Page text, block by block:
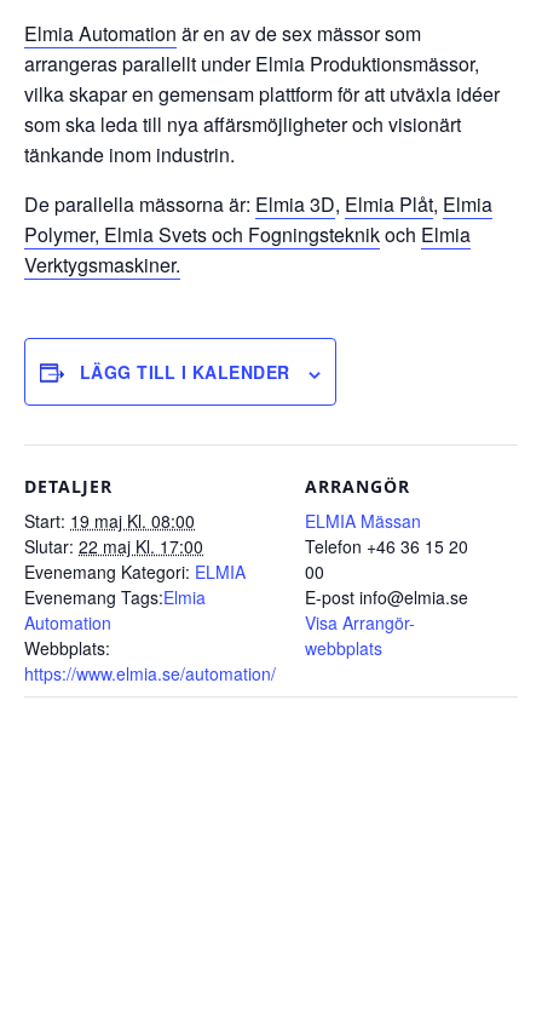
Elmia Automation är en av de sex mässor som
arrangeras parallellt under Elmia Produktionsmässor,
vilka skapar en gemensam plattform för att utväxla idéer
som ska leda till nya affärsmöjligheter och visionärt
tänkande inom industrin.
De parallella mässorna är: Elmia 3D, Elmia Plåt, Elmia
Polymer, Elmia Svets och Fogningsteknikoch Elmia
Verktygsmaskiner.
LÄGG TILL I KALENDER
DETALJER
Start: 19 maj Kl. 08:00
Slutar: 22 maj Kl. 17:00
Evenemang Kategori: ELMIA
Evenemang Tags:Elmia
Automation
Webbplats:
https://www.elmia.se/automation/
ARRANGÖR
ELMIA Mässan
Telefon +46 36 15 20
00
E-post info@elmia.se
Visa Arrangör-
webbplats